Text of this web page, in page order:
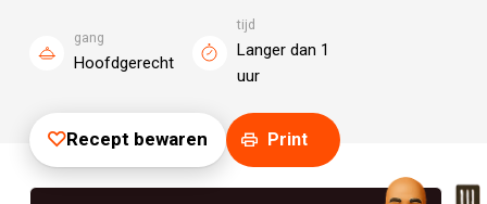
gang
Hoofdgerecht
tijd
Langer dan 1
uur
Recept bewaren Print